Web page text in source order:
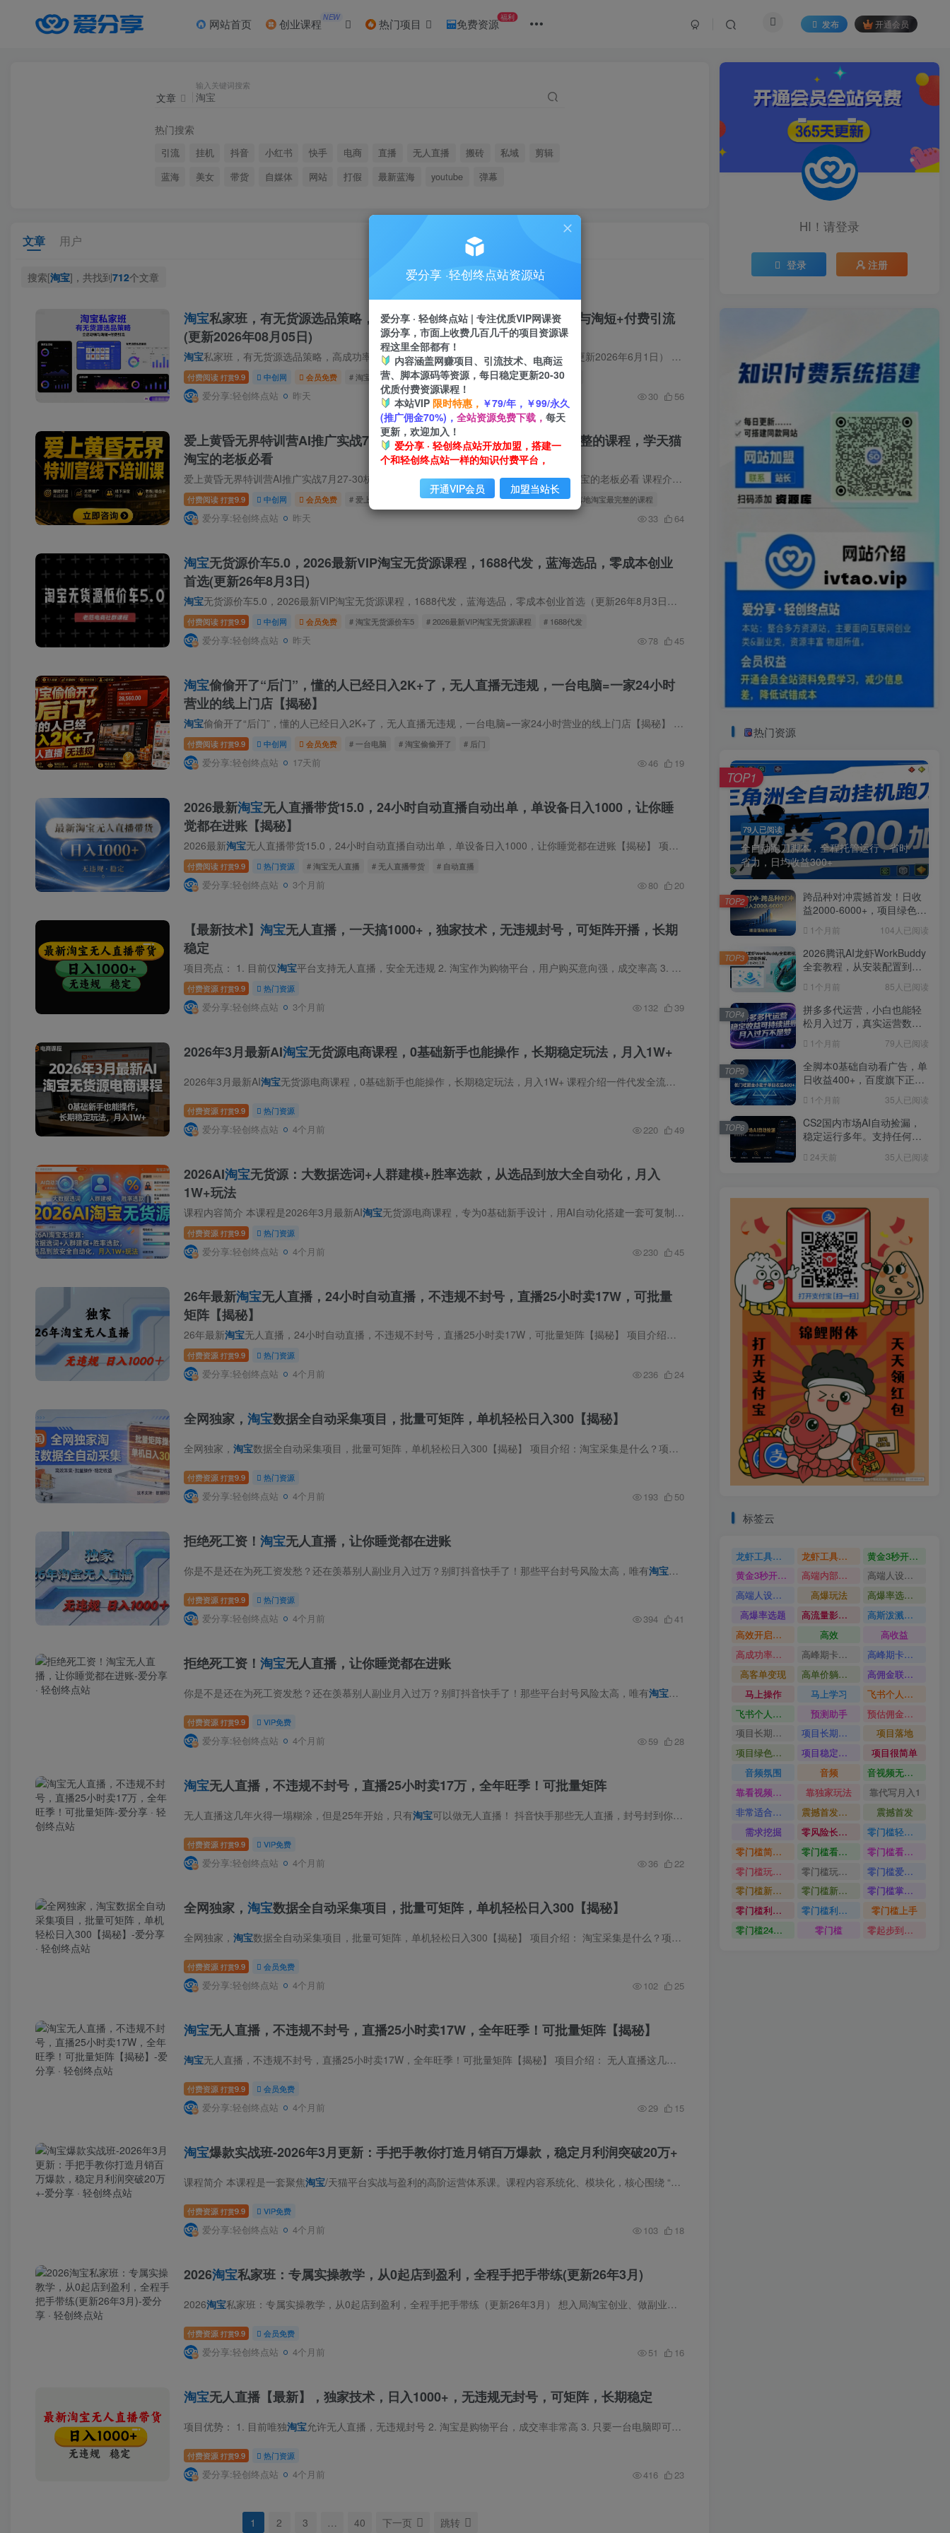
网站首页 创业课程 NEW 热门项目 免费资源福利
发布 开通会员
文章
输入关键词搜索
热门搜索
引流 挂机 抖音 小红书 快手 电商 直播 无人直播 搬砖 私域
剪辑
蓝海
美女 带货 自媒体 网站 打假 最新蓝海 youtube 弹幕
文章 用户
搜索[淘宝]，共找到712个文章
淘宝私家班，有无货源选品策略，高成功率爆款全流程打法，全店动销与淘短+付费引流
(更新2026年08月05日)
淘宝私家班，有无货源选品策略，高成功率爆款全流程打法，全店动销与淘短+付费引流（更新2026年6月1日） 课程介绍：6月…
付费阅读 打赏9.9 中创网 会员免费 # 淘宝私家班 # 有无货源选品策略 # 高成功率爆款全流程打法
爱分享:轻创终点站 昨天 30 56
爱上黄昏无界特训营AI推广实战7月27-30杭州线下课，AI落地 淘宝最完整的课程，学天猫
淘宝的老板必看
爱上黄昏无界特训营AI推广实战7月27-30杭州线下课，AI落地淘宝最完整的课程，学天猫淘宝的老板必看 课程介绍：AI落…
付费阅读 打赏9.9 中创网 会员免费 # 爱上黄昏无界特训营AI推广实战7月27 # 30杭州线下课 # AI落地淘宝最完整的课程
爱分享:轻创终点站 昨天 33 64
淘宝无货源价车5.0，​2026最新VIP淘宝无货源课程，1688代发，蓝海选品，零成本创业
首选(更新26年8月3日)
淘宝无货源价车5.0，​2026最新VIP淘宝无货源课程，1688代发，蓝海选品，零成本创业首选（更新26年8月3日） …
付费阅读 打赏9.9 中创网 会员免费 # 淘宝无货源价车5 # 2026最新VIP淘宝无货源课程 # 1688代发
爱分享:轻创终点站 昨天 78 45
淘宝偷偷开了“后门”，懂的人已经日入2K+了，无人直播无违规，一台电脑=一家24小时
营业的线上门店【揭秘】
淘宝偷偷开了“后门”，懂的人已经日入2K+了，无人直播无违规，一台电脑=一家24小时营业的线上门店【揭秘】 别再去卷转播…
付费阅读 打赏9.9 中创网 会员免费 # 一台电脑 # 淘宝偷偷开了 # 后门
爱分享:轻创终点站 17天前 46 19
2026最新淘宝无人直播带货15.0，24小时自动直播自动出单，单设备日入1000，让你睡
觉都在进账【揭秘】
2026最新淘宝无人直播带货15.0，24小时自动直播自动出单，单设备日入1000，让你睡觉都在进账【揭秘】 项目介绍： 你是不是还在为死工资发愁？还在羡慕别人副业月入过万？别盯抖音快手了！那些平...
付费阅读 打赏9.9 热门资源 # 淘宝无人直播 # 无人直播带货 # 自动直播
爱分享:轻创终点站 3个月前 80 20
【最新技术】 淘宝无人直播，一天搞1000+，独家技术，无违规封号，可矩阵开播，长期
稳定
项目亮点： 1. 目前仅淘宝平台支持无人直播，安全无违规 2. 淘宝作为购物平台，用户购买意向强，成交率高 3. 只需一台电脑，24小时全天直播，无需露脸与讲解 4. 平台用户购物目的明确，对直播形...
付费资源 打赏9.9 热门资源
爱分享:轻创终点站 3个月前 132 39
2026年3月最新AI淘宝无货源电商课程，0基础新手也能操作，长期稳定玩法，月入1W+
2026年3月最新AI淘宝无货源电商课程，0基础新手也能操作，长期稳定玩法，月入1W+ 课程介绍一件代发全流程，不囤货不压资金新手也能上手别再靠感觉做无货源了如果你做过无货源，却发现流量不稳定...
付费资源 打赏9.9 热门资源
爱分享:轻创终点站 4个月前 220 49
2026AI淘宝无货源：大数据选词+人群建模+胜率选款，从选品到放大全自动化，月入
1W+玩法
课程内容简介 本课程是2026年3月最新AI淘宝无货源电商课程，专为0基础新手设计，用AI自动化搭建一套可复制的闭环系统。课程系统讲解**AI驱动下的2026无货源新生态与盈利底层逻辑**、**AI大数据...
付费资源 打赏9.9 热门资源
爱分享:轻创终点站 4个月前 230 45
26年最新淘宝无人直播，24小时自动直播，不违规不封号，直播25小时卖17W，可批量
矩阵【揭秘】
26年最新淘宝无人直播，24小时自动直播，不违规不封号，直播25小时卖17W，可批量矩阵【揭秘】 项目介绍：无人直播这几年火得一塌糊涂，但是25年开始，只有淘宝可以做无人直播！抖音快手那些无人...
付费资源 打赏9.9 热门资源
爱分享:轻创终点站 4个月前 236 24
全网独家， 淘宝数据全自动采集项目，批量可矩阵，单机轻松日入300【揭秘】
全网独家， 淘宝数据全自动采集项目，批量可矩阵，单机轻松日入300【揭秘】 项目介绍：淘宝采集是什么？项目本质是“平台数据优化服务”商家为提升商品曝光量，需模拟真实用户点击、浏览行为，脚...
付费资源 打赏9.9 热门资源
爱分享:轻创终点站 4个月前 193 50
拒绝死工资！ 淘宝无人直播，让你睡觉都在进账
你是不是还在为死工资发愁？还在羡慕别人副业月入过万？别盯抖音快手了！那些平台封号风险太高，唯有淘宝官方合规无人直播，才是普通人的变现蓝海！ 平台优势：纯电
付费资源 打赏9.9 热门资源
爱分享:轻创终点站 4个月前 394 41
拒绝死工资！ 淘宝无人直播，让你睡觉都在进账
你是不是还在为死工资发愁？还在羡慕别人副业月入过万？别盯抖音快手了！那些平台封号风险太高，唯有淘宝官方合规无人直播，才是普通人的变现蓝海！ 平台优势：纯电
付费资源 打赏9.9 VIP免费
爱分享:轻创终点站 4个月前 59 28
淘宝无人直播，不违规不封号，直播25小时卖17万，全年旺季！可批量矩阵
无人直播这几年火得一塌糊涂，但是25年开始，只有淘宝可以做无人直播！ 抖音快手那些无人直播，封号封到你怀疑人生，可淘宝不一样——人家是官方默许的，睁一只眼闭一只眼让你赚！ 更关键的是，...
付费资源 打赏9.9 VIP免费
爱分享:轻创终点站 4个月前 36 22
全网独家， 淘宝数据全自动采集项目，批量可矩阵，单机轻松日入300【揭秘】
全网独家， 淘宝数据全自动采集项目，批量可矩阵，单机轻松日入300【揭秘】 项目介绍： 淘宝采集是什么？项目本质是“平台数据优化服务”商家为提升商品曝光量，需模拟真实用户点击、浏览行为，...
付费资源 打赏9.9 会员免费
爱分享:轻创终点站 4个月前 102 25
淘宝无人直播，不违规不封号，直播25小时卖17W，全年旺季！可批量矩阵【揭秘】
淘宝无人直播，不违规不封号，直播25小时卖17W，全年旺季！可批量矩阵【揭秘】 项目介绍： 无人直播这几年火得一塌糊涂，但是25年开始，只有淘宝可以做无人直播！ 抖音快手那些无人直播，封号封...
付费资源 打赏9.9 会员免费
爱分享:轻创终点站 4个月前 29 15
淘宝爆款实战班-2026年3月更新：手把手教你打造月销百万爆款，稳定月利润突破20万+
课程简介 本课程是一套聚焦淘宝/天猫平台实战与盈利的高阶运营体系课。课程内容系统化、模块化，核心围绕 “爆款打造” 与 “全店动销” 两大增长引擎展开。爆款系列深度拆解搜索爆款、裂变爆款...
付费资源 打赏9.9 VIP免费
爱分享:轻创终点站 4个月前 103 18
2026淘宝私家班：专属实操教学，从0起店到盈利，全程手把手带练(更新26年3月)
2026淘宝私家班：专属实操教学，从0起店到盈利，全程手把手带练（更新26年3月） 想入局淘宝创业、做副业增收，却被0基础拦住去路？不懂2026淘宝最新规则、不会选品、没流量，上架商品常年无人问...
付费资源 打赏9.9 会员免费
爱分享:轻创终点站 4个月前 51 16
淘宝无人直播【最新】，独家技术，日入1000+，无违规无封号，可矩阵，长期稳定
项目优势： 1. 目前唯独淘宝允许无人直播，无违规封号 2. 淘宝是购物平台，成交率非常高 3. 只要一台电脑即可全天开播，无需露脸 无需说话 4. 打开淘宝的客户都是想购物的客户，所以对直播的人...
付费资源 打赏9.9 热门资源
爱分享:轻创终点站 4个月前 416 23
1 2 3 … 40 下一页 跳转
HI！请登录
登录 注册
热门资源
79人已阅读
全自动跑刀脚本，全程托管运行，省时
省力，日均收益300+
TOP1
跨品种对冲震撼首发！日收
益2000-6000+，项目绿色长
可批量放大
1个月前 104人已阅读
TOP2
2026腾讯AI龙虾WorkBuddy
全套教程，从安装配置到功
自动化工具
1个月前 85人已阅读
TOP3
拼多多代运营，小白也能轻
松月入过万，真实运营数据
1个月前 79人已阅读
TOP4
全脚本0基础自动看广告，单
日收益400+，百度旗下正规
专属定制广告APP，在家轻
量增收【揭秘】
1个月前 35人已阅读
TOP5
CS2国内市场AI自动捡漏，
稳定运行多年。支持任何形
24天前 35人已阅读
TOP6
标签云
龙虾工具完整部署教学图文视频理财多赛道AI变现 龙虾工具完整部署教学
黄金3秒开头与标题海报玩法六大运营硬核技能高效变现
黄金3秒开头与标题海报玩法
高端内部魔灵召唤挂G打金
高端人设搭建积累客户信任图文剪辑谈单转化实操教学
高端人设搭建积累客户信任
高爆玩法
高爆率选题方法
高爆率选题
高流量影视片
高斯泼溅与游戏化交互课程
高效开启跨境賺钱新通道
高效
高收益
高成功率爆款全流程打法
高峰期卡顿利润被抽干私域直播核心痛点解析
高峰期卡顿利润被抽干
高客单变现
高单价躺賺玩法
高佣金联盟课
马上操作
马上学习
飞书个人版100G注册教程无需额外扩容
飞书个人版100G注册教程
预测助手
预估佣金有2200
项目长期稳定宝妈上班族既能兼职增收
项目长期稳定
项目落地
项目绿色长久
项目稳定落地两年以上
项目很简单
音频氛围
音频
音视频无损切割剪辑神器
靠看视频就能在YouTube上賺到钱
靠独家玩法
靠代写月入1
非常适合小白快速上手
震撼首发小白利用电脑做游戏搬砖
震撼首发
需求挖掘
零风险长期做
零门槛轻资产创业
零门槛简单易上手
零门槛看完就能上手只需一部手机轻松日收30
零门槛看完就能上手
零门槛玩转伙伴计划与精选独家单日稳定收益1k
零门槛玩转伙伴计划与精选独家
零门槛爱奇艺变现冷门赛道
零门槛新手快速入门闲鱼电商日赚百元新手必看教程
零门槛新手快速入门闲鱼电商日赚百元
零门槛掌握汽车赛道变现玩法
零门槛利用AI只需几分钟轻松做出带货短视频
零门槛利用AI
零门槛上手
零门槛24小时无人值守被动创收项目
零门槛 零起步到独立实操
爱分享 ·轻创终点站资源站
爱分享 · 轻创终点站 | 专注优质VIP网课资
源分享，市面上收费几百几千的项目资源课
程这里全部都有！
内容涵盖网赚项目、引流技术、电商运
营、脚本源码等资源，每日稳定更新20-30
优质付费资源课程！
本站VIP 限时特惠， ￥79/年，￥99/永久
(推广佣金70%)， 全站资源免费下载， 每天
更新，欢迎加入！
爱分享 · 轻创终点站开放加盟，搭建一
个和轻创终点站一样的知识付费平台，
开通VIP会员 加盟当站长